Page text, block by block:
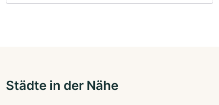
Städte in der Nähe